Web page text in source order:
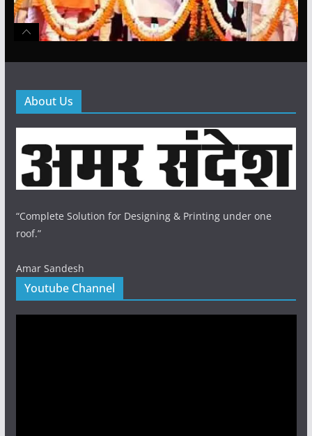
About Us
“Complete Solution for Designing & Printing under one
roof.”
Amar Sandesh
Youtube Channel